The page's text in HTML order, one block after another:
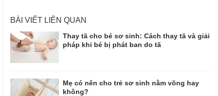
BÀI VIẾT LIÊN QUAN
Thay tã cho bé sơ sinh: Cách thay tã và giải
pháp khi bé bị phát ban do tã
Mẹ có nên cho trẻ sơ sinh nằm võng hay
không?